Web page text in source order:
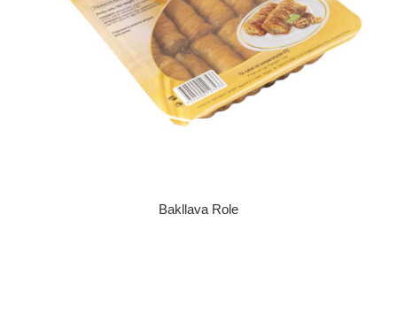
Bakllava Role